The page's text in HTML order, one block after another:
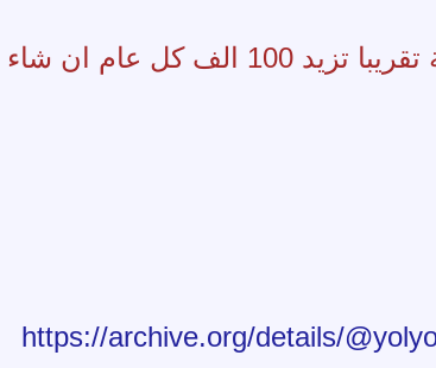
الله تجدهم على حسابين
https://archive.org/details/